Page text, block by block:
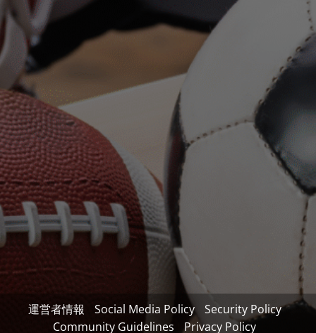
運営者情報 Social Media Policy
Security Policy
Community Guidelines
Privacy Policy